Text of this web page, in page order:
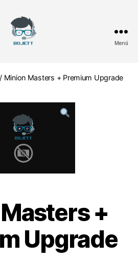
Menü
Minion Masters + Premium Upgrade
+
Upgrade